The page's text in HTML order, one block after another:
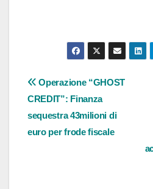
Navigazione
articoli
Operazione “GHOST
CREDIT”: Finanza
sequestra 43milioni di
euro per frode fiscale